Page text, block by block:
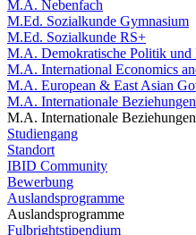
M.A. Nebenfach
M.Ed. Sozialkunde Gymnasium
M.Ed. Sozialkunde RS+
M.A. Demokratische Politik und
M.A. International Economics
M.A. European & East Asian
M.A. Internationale
M.A. Internationale
Studiengang
Standort
IBID Community
Bewerbung
Auslandsprogramme
Auslandsprogramme
Fulbrightstipendium